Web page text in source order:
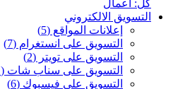
كل: اعمال
التسويق الالكتروني
إعلانات المواقع (5)
التسويق على انستغرام (7)
التسويق على تويتر (2)
التسويق على سناب شات (1)
التسويق على فيسبوك (6)